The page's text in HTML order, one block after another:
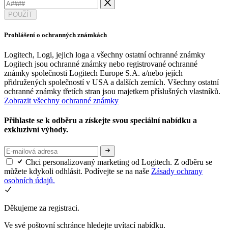
POUŽÍT
Prohlášení o ochranných známkách
Logitech, Logi, jejich loga a všechny ostatní ochranné známky
Logitech jsou ochranné známky nebo registrované ochranné
známky společnosti Logitech Europe S.A. a/nebo jejích
přidružených společností v USA a dalších zemích. Všechny ostatní
ochranné známky třetích stran jsou majetkem příslušných vlastníků.
Zobrazit všechny ochranné známky
Přihlaste se k odběru a získejte svou speciální nabídku a
exkluzivní výhody.
Chci personalizovaný marketing od Logitech. Z odběru se
můžete kdykoli odhlásit. Podívejte se na naše Zásady ochrany
osobních údajů.
Děkujeme za registraci.
Ve své poštovní schránce hledejte uvítací nabídku.